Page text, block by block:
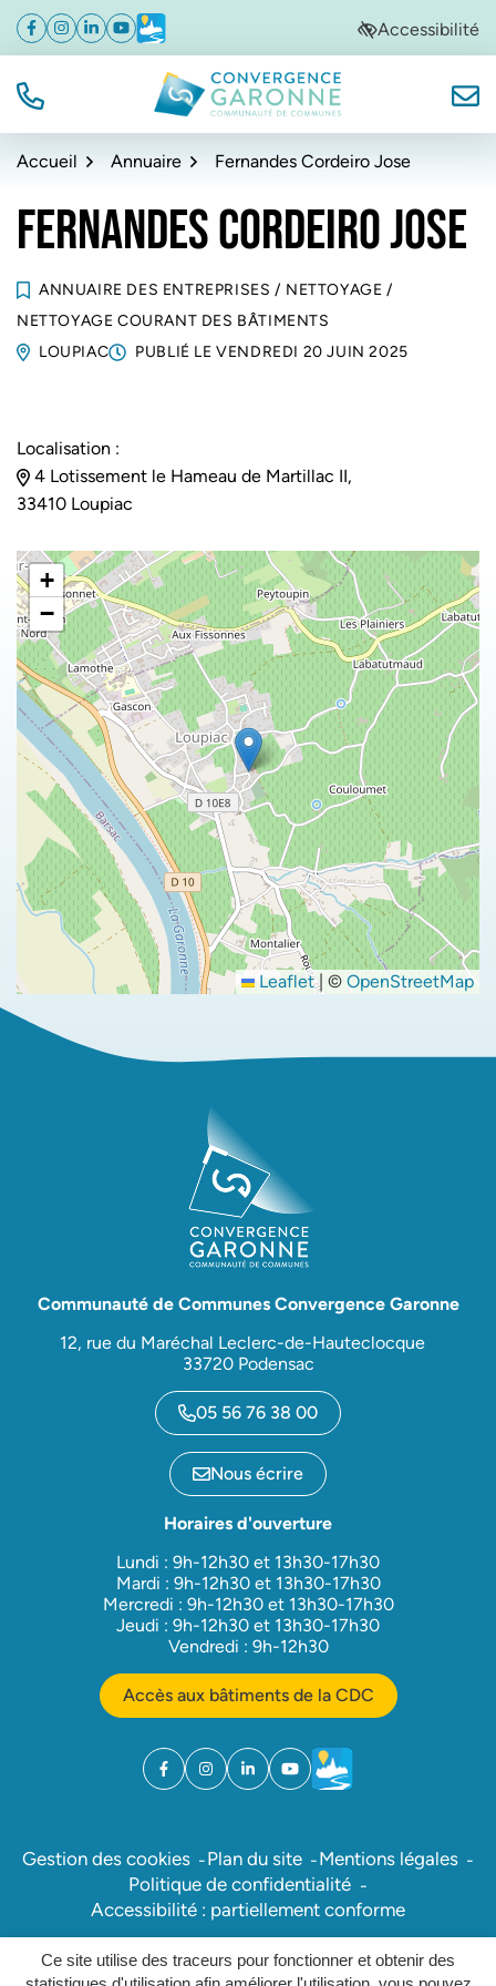
Ce site utilise des traceurs pour fonctionner et obtenir des
Aller
navigation
Aller
au
Aller
au
de
Facebook
(ouverture dans un nouvel onglet)
Instagram
(ouverture dans un nouvel onglet)
Linkedin
(ouverture dans un nouvel onglet)
YouTube
(ouverture dans un nouvel onglet)
Météo
(ouverture dans un nouvel onglet)Accessibilité
TÉL. Convergence Garonne
Accueil Annuaire Fernandes Cordeiro Jose
FERNANDES CORDEIRO JOSE
ANNUAIRE DES ENTREPRISES / NETTOYAGE /
NETTOYAGE COURANT DES BÂTIMENTS
LOUPIAC
PUBLIÉ LEVENDREDI 20 JUIN 2025
Localisation :
4 Lotissement le Hameau de Martillac II,
33410 Loupiac
+
−
Leaflet | © OpenStreetMap
Communauté de Communes Convergence Garonne
12, rue du Maréchal Leclerc-de-Hauteclocque
33720 Podensac
05 56 76 38 00
Nous écrire
Horaires d'ouverture
Lundi : 9h-12h30 et 13h30-17h30
Mardi : 9h-12h30 et 13h30-17h30
Mercredi : 9h-12h30 et 13h30-17h30
Jeudi : 9h-12h30 et 13h30-17h30
Vendredi : 9h-12h30
Accès aux bâtiments de la CDC
Facebook
(ouverture dans un nouvel onglet)
Instagram
(ouverture dans un nouvel onglet)
Linkedin
(ouverture dans un nouvel onglet)
YouTube
(ouverture dans un nouvel
Météo
(ouverture dans un
Gestion des cookies Plan du site
Mentions légales
Politique de confidentialité
Accessibilité : partiellement conforme
Site réalisé parInovagora (ouverture dans un